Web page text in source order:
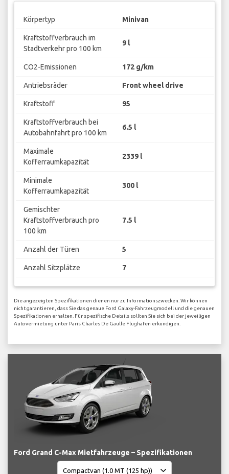
Körpertyp Minivan
Kraftstoffverbrauch im
Stadtverkehr pro 100 km
9 l
CO2-Emissionen 172 g/km
Antriebsräder Front wheel drive
Kraftstoff 95
Kraftstoffverbrauch bei
Autobahnfahrt pro 100 km
6.5 l
Maximale
Kofferraumkapazität
2339 l
Minimale
Kofferraumkapazität
300 l
Gemischter
Kraftstoffverbrauch pro
100 km
7.5 l
Anzahl der Türen 5
Anzahl Sitzplätze 7
Die angezeigten Spezifikationen dienen nur zu Informationszwecken. Wir können
nicht garantieren, dass Sie das genaue Ford Galaxy-Fahrzeugmodell und die genauen
Spezifikationen erhalten. Für spezifische Details sollten Sie sich bei der jeweiligen
Autovermietung unter Paris Charles De Gaulle Flughafen erkundigen.
Ford Grand C-Max Mietfahrzeuge – Spezifikationen